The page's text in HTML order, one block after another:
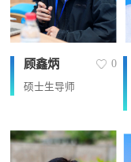
顾鑫炳 0
硕士生导师